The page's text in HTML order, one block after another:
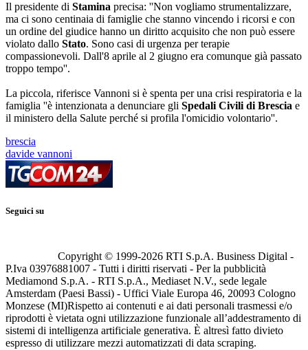
Il presidente di Stamina precisa: ''Non vogliamo strumentalizzare,
ma ci sono centinaia di famiglie che stanno vincendo i ricorsi e con
un ordine del giudice hanno un diritto acquisito che non può essere
violato dallo Stato. Sono casi di urgenza per terapie
compassionevoli. Dall'8 aprile al 2 giugno era comunque già passato
troppo tempo''.
La piccola, riferisce Vannoni si è spenta per una crisi respiratoria e la
famiglia ''è intenzionata a denunciare gli Spedali Civili di Brescia e
il ministero della Salute perché si profila l'omicidio volontario''.
brescia
davide vannoni
Seguici su
Copyright © 1999-2026 RTI S.p.A. Business Digital -
P.Iva 03976881007 - Tutti i diritti riservati - Per la pubblicità
Mediamond S.p.A. - RTI S.p.A., Mediaset N.V., sede legale
Amsterdam (Paesi Bassi) - Uffici Viale Europa 46, 20093 Cologno
Monzese (MI)Rispetto ai contenuti e ai dati personali trasmessi e/o
riprodotti è vietata ogni utilizzazione funzionale all’addestramento di
sistemi di intelligenza artificiale generativa. È altresì fatto divieto
espresso di utilizzare mezzi automatizzati di data scraping.